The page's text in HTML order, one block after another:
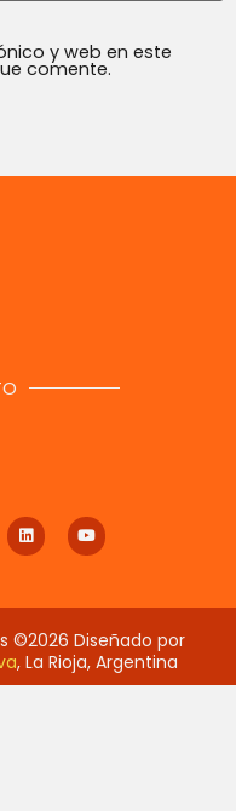
y web en este
comente.
©2026 Diseñado por
, La Rioja, Argentina